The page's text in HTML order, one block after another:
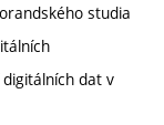
studia
dat v